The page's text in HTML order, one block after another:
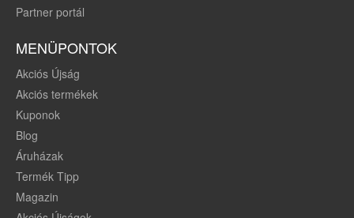
Partner portál
MENÜPONTOK
Akciós Újság
Akciós termékek
Kuponok
Blog
Áruházak
Termék Tipp
Magazin